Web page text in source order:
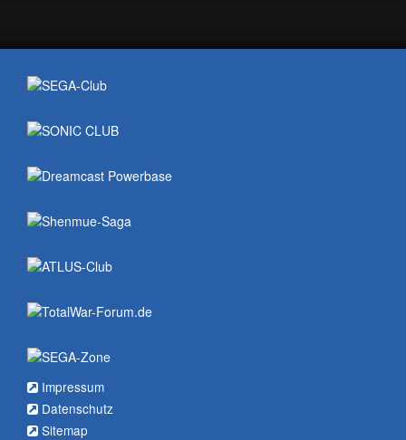
Impressum
Datenschutz
Sitemap